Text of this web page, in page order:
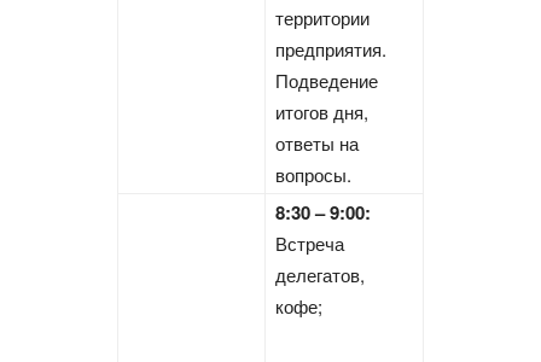
территории
предприятия.
Подведение
итогов дня,
ответы на
вопросы.
8:30 – 9:00:
Встреча
делегатов,
кофе;